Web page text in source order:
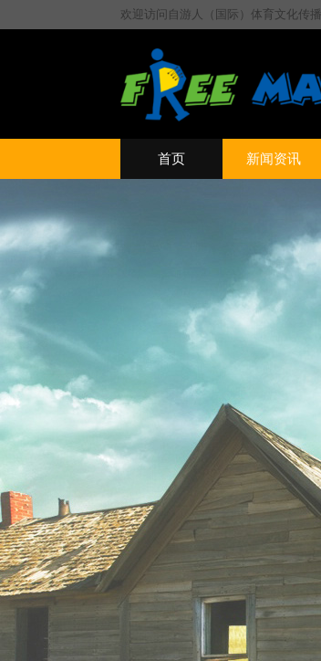
欢迎访问自游人（国际）体育文化传播
首页 新闻资讯